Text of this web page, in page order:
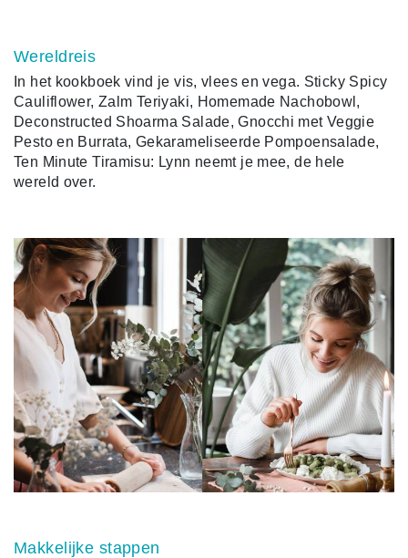
Wereldreis
In het kookboek vind je vis, vlees en vega. Sticky Spicy
Cauliflower, Zalm Teriyaki, Homemade Nachobowl,
Deconstructed Shoarma Salade, Gnocchi met Veggie
Pesto en Burrata, Gekarameliseerde Pompoensalade,
Ten Minute Tiramisu: Lynn neemt je mee, de hele
wereld over.
Makkelijke stappen